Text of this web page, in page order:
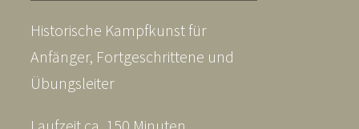
Historische Kampfkunst für
Anfänger, Fortgeschrittene und
Übungsleiter